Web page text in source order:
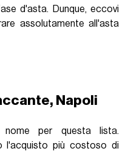
d'asta. Dunque, eccovi
assolutamente all'asta
Napoli
per questa lista.
l'acquisto più costoso di